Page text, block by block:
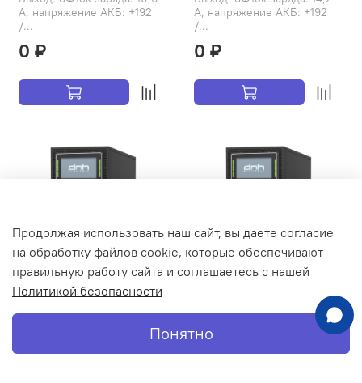
А, напряжение АКБ: ±192
/...
0 ₽
А, напряжение АКБ: ±192
/...
0 ₽
ИБП DNH DT3360L, 60
ИБП DNH DT3380L, 80
кВА/80 кВт, онлайн,
3:3ф, Tower, без АКБ
Продолжая использовать наш сайт, вы даете согласие
на обработку файлов cookie, которые обеспечивают
правильную работу сайта и соглашаетесь с нашей
Политикой безопасности
Понятно